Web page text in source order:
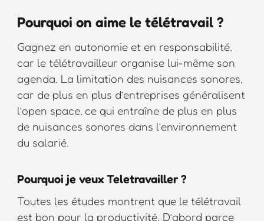
Pourquoi on aime le télétravail ?
Gagnez en autonomie et en responsabilité,
car le télétravailleur organise lui-même son
agenda. La limitation des nuisances sonores,
car de plus en plus d’entreprises généralisent
l’open space, ce qui entraîne de plus en plus
de nuisances sonores dans l’environnement
du salarié.
Pourquoi je veux Teletravailler ?
Toutes les études montrent que le télétravail
est bon pour la productivité. D’abord parce